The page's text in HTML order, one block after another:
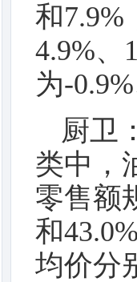
和7.9%
4.9%、
为-
厨卫
类中，
零售额
和
均价分